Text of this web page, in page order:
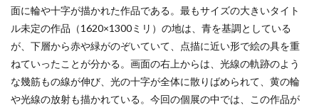
面に輪や十字が描かれた作品である。最もサイズの大きいタイト
ル未定の作品（1620×1300ミリ）の地は、青を基調としている
が、下層から赤や緑がのぞいていて、点描に近い形で絵の具を重
ねていったことが分かる。画面の右上からは、光線の軌跡のよう
な幾筋もの線が伸び、光の十字が全体に散りばめられて、黄の輪
や光線の放射も描かれている。今回の個展の中では、この作品が